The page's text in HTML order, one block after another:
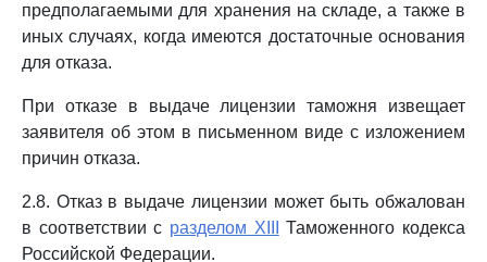
предполагаемыми для хранения на складе, а также в
иных случаях, когда имеются достаточные основания
для отказа.
При отказе в выдаче лицензии таможня извещает
заявителя об этом в письменном виде с изложением
причин отказа.
2.8. Отказ в выдаче лицензии может быть обжалован
в соответствии с разделом XIII
Таможенного кодекса
Российской Федерации.